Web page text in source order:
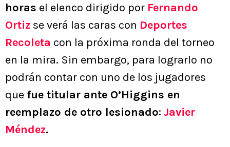
horas el elenco dirigido por Fernando
Ortiz se verá las caras con Deportes
Recoleta con la próxima ronda del torneo
en la mira. Sin embargo, para lograrlo no
podrán contar con uno de los jugadores
que fue titular ante O’Higgins en
reemplazo de otro lesionado: Javier
Méndez.